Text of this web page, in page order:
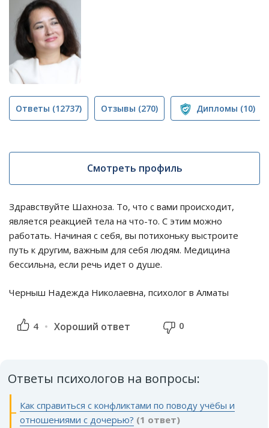
Ответы (12737) Отзывы (270) Дипломы (10)
Смотреть профиль
Здравствуйте Шахноза. То, что с вами происходит,
является реакцией тела на что-то. С этим можно
работать. Начиная с себя, вы потихоньку выстроите
путь к другим, важным для себя людям. Медицина
бессильна, если речь идет о душе.
Черныш Надежда Николаевна, психолог в Алматы
4 Хороший ответ 0
Ответы психологов на вопросы:
Как справиться с конфликтами по поводу учёбы и
отношениями с дочерью? (1 ответ)